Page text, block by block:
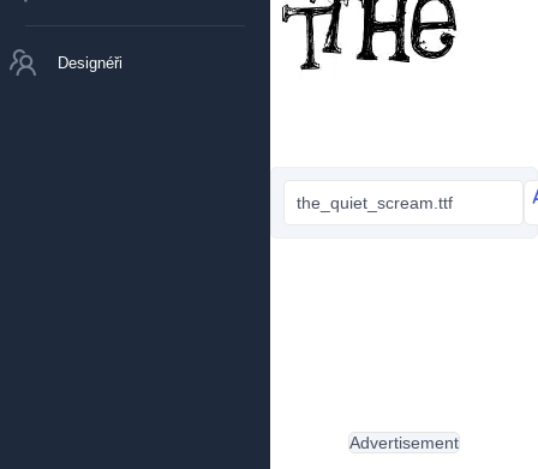
Designéři
the_quiet_scream.ttf
Advertisement